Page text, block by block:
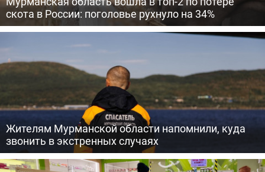
скота в России: поголовье рухнуло на 34%
Жителям Мурманской области напомнили, куда
звонить в экстренных случаях